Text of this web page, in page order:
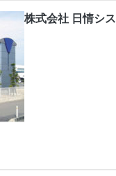
株式会社 日情シ